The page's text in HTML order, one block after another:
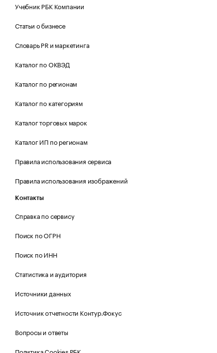
Учебник РБК Компании
Статьи о бизнесе
Словарь PR и маркетинга
Каталог по ОКВЭД
Каталог по регионам
Каталог по категориям
Каталог торговых марок
Каталог ИП по регионам
Правила использования сервиса
Правила использования изображений
Контакты
Справка по сервису
Поиск по ОГРН
Поиск по ИНН
Статистика и аудитория
Источники данных
Источник отчетности Контур.Фокус
Вопросы и ответы